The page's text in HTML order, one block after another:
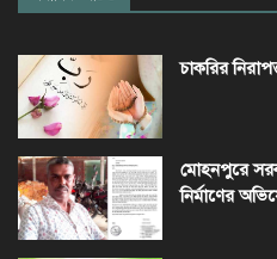
চাকরির
মোহনপুরে
নির্মাণের